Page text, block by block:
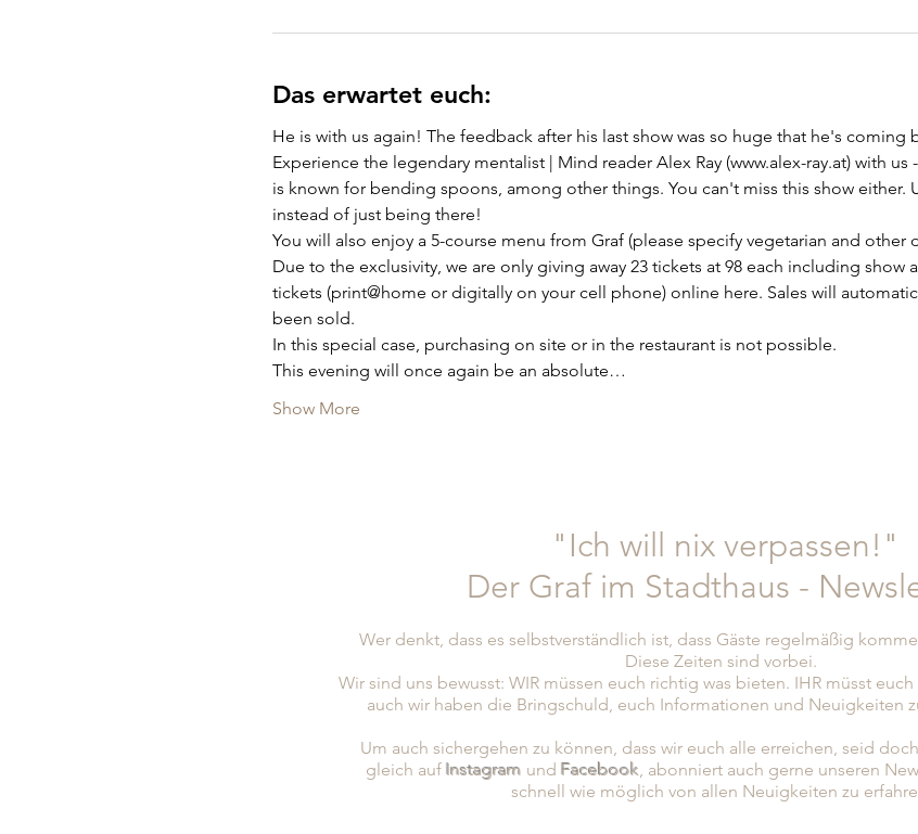
Das erwartet euch:
He is with us again! The feedback after his last show was so huge that he's coming
Experience the legendary mentalist | Mind reader Alex Ray (www.alex-ray.at) with us
is known for bending spoons, among other things. You can't miss this show
instead of just being there!
You will also enjoy a 5-course menu from Graf (please specify vegetarian and other
Due to the exclusivity, we are only giving away 23 tickets at 98 each including show
tickets (print@home or digitally on your cell phone) online here. Sales will
been sold.
In this special case, purchasing on site or in the restaurant is not possible.
This evening will once again be an absolute…
Show More
"Ich will nix verpassen!"
Der Graf im Stadthaus -
Wer denkt, dass es selbstverständlich ist, dass Gäste regelmäßig
Diese Zeiten sind vorbei.
Wir sind uns bewusst: WIR müssen euch richtig was bieten. IHR müsst
auch wir haben die Bringschuld, euch Informationen und Neuigkeiten
Um auch sichergehen zu können, dass wir euch alle erreichen, seid
gleich auf Instagram und Facebook , abonniert auch gerne unseren
schnell wie möglich von allen Neuigkeiten zu